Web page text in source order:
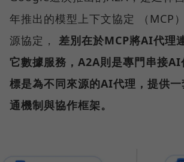
年推出的模型上下文協定 （MCP
源協定， 差別在於MCP將AI代理
它數據服務，A2A則是專門串接AI
標是為不同來源的AI代理，提供
通機制與協作框架。